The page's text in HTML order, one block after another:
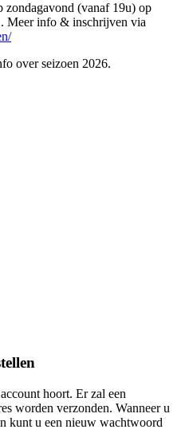
zondagavond (vanaf 19u) op
Meer info & inschrijven via
over seizoen 2026.
hoort. Er zal een
worden verzonden. Wanneer u
kunt u een nieuw wachtwoord